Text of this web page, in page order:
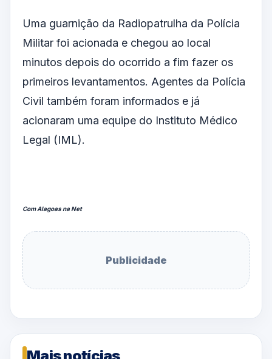
Uma guarnição da Radiopatrulha da Polícia
Militar foi acionada e chegou ao local
minutos depois do ocorrido a fim fazer os
primeiros levantamentos. Agentes da Polícia
Civil também foram informados e já
acionaram uma equipe do Instituto Médico
Legal (IML).
Com Alagoas na Net
Publicidade
Mais notícias